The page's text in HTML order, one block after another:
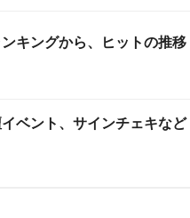
キングから、ヒットの推移
ベント、サインチェキなど